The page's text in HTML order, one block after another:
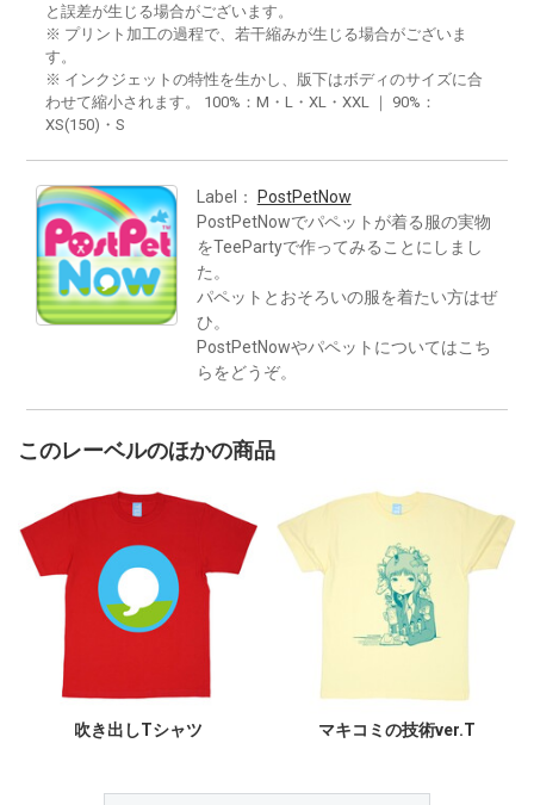
と誤差が生じる場合がございます。
※ プリント加工の過程で、若干縮みが生じる場合がございま
す。
※ インクジェットの特性を生かし、版下はボディのサイズに合
わせて縮小されます。 100%：M・L・XL・XXL ｜ 90%：
XS(150)・S
Label：
PostPetNow
PostPetNowでパペットが着る服の実物
をTeePartyで作ってみることにしまし
た。
パペットとおそろいの服を着たい方はぜ
ひ。
PostPetNowやパペットについてはこち
らをどうぞ。
このレーベルのほかの商品
吹き出しTシャツ マキコミの技術ver.T